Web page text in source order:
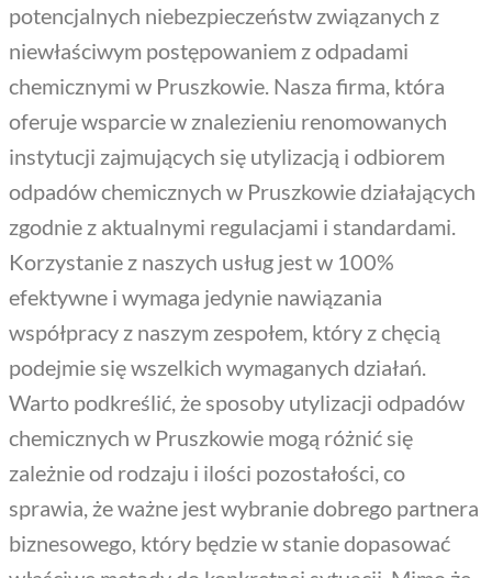
potencjalnych niebezpieczeństw związanych z
niewłaściwym postępowaniem z odpadami
chemicznymi w Pruszkowie. Nasza firma, która
oferuje wsparcie w znalezieniu renomowanych
instytucji zajmujących się utylizacją i odbiorem
odpadów chemicznych w Pruszkowie działających
zgodnie z aktualnymi regulacjami i standardami.
Korzystanie z naszych usług jest w 100%
efektywne i wymaga jedynie nawiązania
współpracy z naszym zespołem, który z chęcią
podejmie się wszelkich wymaganych działań.
Warto podkreślić, że sposoby utylizacji odpadów
chemicznych w Pruszkowie mogą różnić się
zależnie od rodzaju i ilości pozostałości, co
sprawia, że ważne jest wybranie dobrego partnera
biznesowego, który będzie w stanie dopasować